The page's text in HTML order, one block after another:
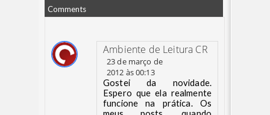
Comments
Ambiente de Leitura CR
23 de março de
2012 às 00:13
Gostei da novidade.
Espero que ela realmente
funcione na prática. Os